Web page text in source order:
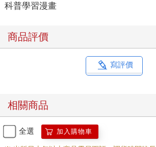
科普學習漫畫
商品評價
寫評價
相關商品
全選 加入購物車